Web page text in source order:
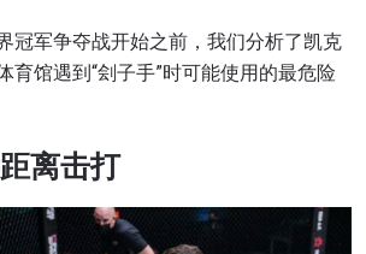
冠军争夺战开始之前，我们分析了凯克
育馆遇到“刽子手”时可能使用的最危险
离击打